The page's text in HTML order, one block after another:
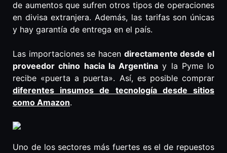
de aumentos que sufren otros tipos de operaciones
en divisa extranjera. Además, las tarifas son únicas
y hay garantía de entrega en el país.
Las importaciones se hacen directamente desde el
proveedor chino hacia la Argentina y la Pyme lo
recibe «puerta a puerta». Así, es posible comprar
diferentes insumos de tecnología desde sitios
como Amazon.
Uno de los sectores más fuertes es el de repuestos